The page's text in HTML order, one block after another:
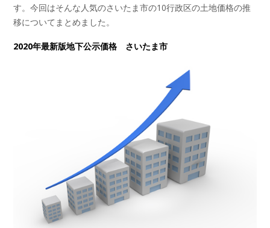
す。今回はそんな人気のさいたま市の10行政区の土地価格の推
移についてまとめました。
2020年最新版地下公示価格 さいたま市